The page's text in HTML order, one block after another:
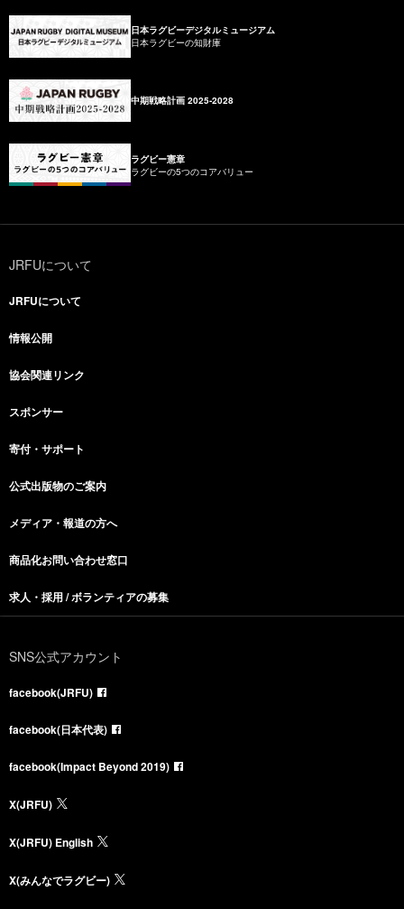
日本ラグビーデジタルミュージアム
日本ラグビーの知財庫
中期戦略計画 2025-2028
ラグビー憲章
ラグビーの5つのコアバリュー
JRFUについて
JRFUについて
情報公開
協会関連リンク
スポンサー
寄付・サポート
公式出版物のご案内
メディア・報道の方へ
商品化お問い合わせ窓口
求人・採用 / ボランティアの募集
SNS公式アカウント
facebook(JRFU)
facebook(日本代表)
facebook(Impact Beyond 2019)
X(JRFU)
X(JRFU) English
X(みんなでラグビー)